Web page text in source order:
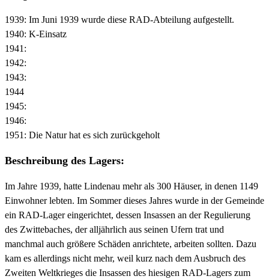
1939: Im Juni 1939 wurde diese RAD-Abteilung aufgestellt.
1940: K-Einsatz
1941:
1942:
1943:
1944
1945:
1946:
1951: Die Natur hat es sich zurückgeholt
Beschreibung des Lagers:
Im Jahre 1939, hatte Lindenau mehr als 300 Häuser, in denen 1149
Einwohner lebten. Im Sommer dieses Jahres wurde in der Gemeinde
ein RAD-Lager eingerichtet, dessen Insassen an der Regulierung
des Zwittebaches, der alljährlich aus seinen Ufern trat und
manchmal auch größere Schäden anrichtete, arbeiten sollten. Dazu
kam es allerdings nicht mehr, weil kurz nach dem Ausbruch des
Zweiten Weltkrieges die Insassen des hiesigen RAD-Lagers zum